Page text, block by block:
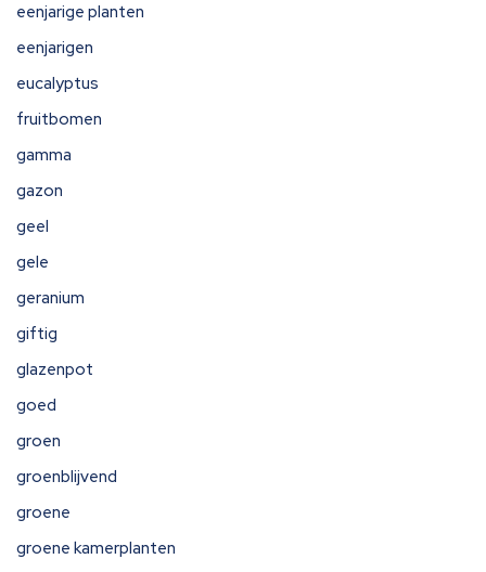
eenjarige planten
eenjarigen
eucalyptus
fruitbomen
gamma
gazon
geel
gele
geranium
giftig
glazenpot
goed
groen
groenblijvend
groene
groene kamerplanten